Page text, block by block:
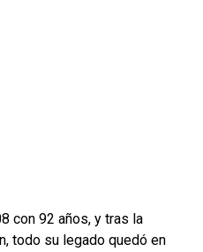
con 92 años, y tras la
todo su legado quedó en